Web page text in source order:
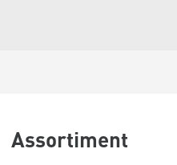
Assortiment